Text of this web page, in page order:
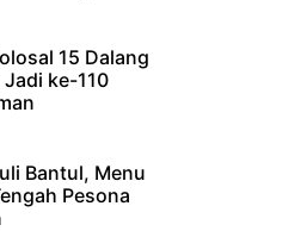
15 Dalang
ke-110
Bantul, Menu
Pesona